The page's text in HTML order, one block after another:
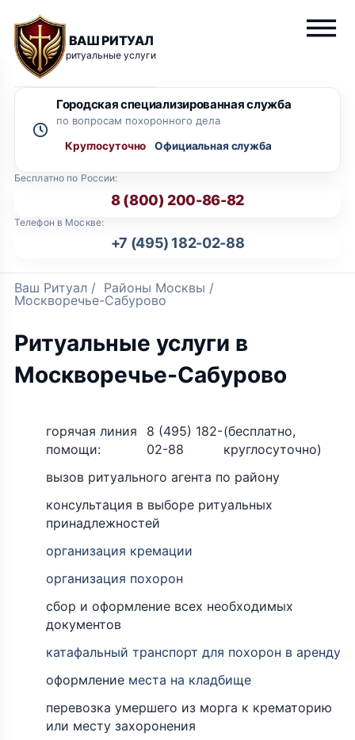
ВАШ РИТУАЛ
ритуальные услуги
Бесплатно по России:
8 (800) 200-86-82
Телефон в Москве:
+7 (495) 182-02-88
Городская специализированная служба
по вопросам похоронного дела
Круглосуточно
Ваш Ритуал / Районы Москвы /
Москворечье-Сабурово
Ритуальные услуги в
Москворечье-Сабурово
горячая линия
помощи:
8 (495) 182-
02-88
(бесплатно,
круглосуточно)
вызов ритуального агента по району
консультация в выборе ритуальных
принадлежностей
организация кремации
организация похорон
сбор и оформление всех необходимых
документов
катафальный транспорт для похорон в аренду
оформление места на кладбище
перевозка умершего из морга к крематорию
или месту захоронения